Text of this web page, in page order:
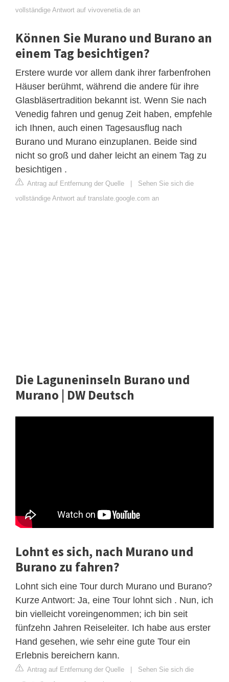
vollständige Antwort auf vivovenetia.de an
Können Sie Murano und Burano an
einem Tag besichtigen?
Erstere wurde vor allem dank ihrer farbenfrohen
Häuser berühmt, während die andere für ihre
Glasbläsertradition bekannt ist. Wenn Sie nach
Venedig fahren und genug Zeit haben, empfehle
ich Ihnen, auch einen Tagesausflug nach
Burano und Murano einzuplanen. Beide sind
nicht so groß und daher leicht an einem Tag zu
besichtigen .
Antrag auf Entfernung der Quelle
Sehen Sie sich die
vollständige Antwort auf translate.google.com an
Die Laguneninseln Burano und
Murano | DW Deutsch
Lohnt es sich, nach Murano und
Burano zu fahren?
Lohnt sich eine Tour durch Murano und Burano?
Kurze Antwort: Ja, eine Tour lohnt sich . Nun, ich
bin vielleicht voreingenommen; ich bin seit
fünfzehn Jahren Reiseleiter. Ich habe aus erster
Hand gesehen, wie sehr eine gute Tour ein
Erlebnis bereichern kann.
Antrag auf Entfernung der Quelle | Sehen Sie sich die